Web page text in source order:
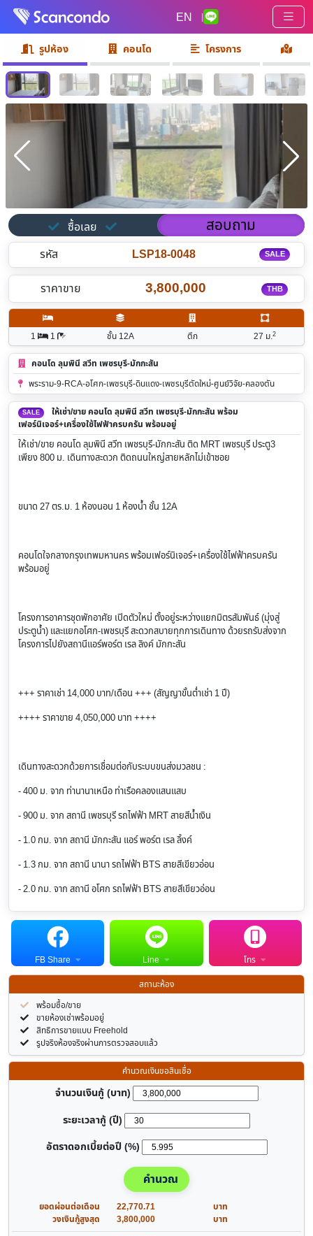
EN |
รูปห้อง คอนโด โครงการ
ซื้อเลย สอบถาม
รหัส LSP18-0048 SALE
ราคาขาย 3,800,000 THB
1 1 ชั้น 12A ตึก 27 ม.2
คอนโด ลุมพินี สวีท เพชรบุรี-มักกะสัน
พระราม-9-RCA-อโศก-เพชรบุรี-ดินแดง-เพชรบุรีตัดใหม่-ศูนย์วิจัย-คลองตัน
SALE
ให้เช่า/ขาย คอนโด ลุมพินี สวีท เพชรบุรี-มักกะสัน พร้อม
เฟอร์นิเจอร์+เครื่องใช้ไฟฟ้าครบครัน พร้อมอยู่
ให้เช่า/ขาย คอนโด ลุมพินี สวีท เพชรบุรี-มักกะสัน ติด MRT เพชรบุรี ประตู3
เพียง 800 ม. เดินทางสะดวก ติดถนนใหญ่สายหลักไม่เข้าซอย
ขนาด 27 ตร.ม. 1 ห้องนอน 1 ห้องน้ำ ชั้น 12A
คอนโดใจกลางกรุงเทพมหานคร พร้อมเฟอร์นิเจอร์+เครื่องใช้ไฟฟ้าครบครัน
พร้อมอยู่
โครงการอาคารชุดพักอาศัย เปิดตัวใหม่ ตั้งอยู่ระหว่างแยกมิตรสัมพันธ์ (มุ่งสู่
ประตูน้ำ) และแยกอโศก-เพชรบุรี สะดวกสบายทุกการเดินทาง ด้วยรถรับส่งจาก
โครงการไปยังสถานีแอร์พอร์ต เรล ลิงค์ มักกะสัน
+++ ราคาเช่า 14,000 บาท/เดือน +++ (สัญญาขั้นต่ำเช่า 1 ปี)
++++ ราคาขาย 4,050,000 บาท ++++
เดินทางสะดวกด้วยการเชื่อมต่อกับระบบขนส่งมวลชน :
- 400 ม. จาก ท่านานาเหนือ ท่าเรือคลองแสนแสบ
- 900 ม. จาก สถานี เพชรบุรี รถไฟฟ้า MRT สายสีน้ำเงิน
- 1.0 กม. จาก สถานี มักกะสัน แอร์ พอร์ต เรล ลิ้งค์
- 1.3 กม. จาก สถานี นานา รถไฟฟ้า BTS สายสีเขียวอ่อน
- 2.0 กม. จาก สถานี อโศก รถไฟฟ้า BTS สายสีเขียวอ่อน
FB Share Line
โทร
สถานะห้อง
พร้อมซื้อ/ขาย
ขายห้องเช่าพร้อมอยู่
สิทธิการขายแบบ Freehold
รูปจริงห้องจริงผ่านการตรวจสอบแล้ว
คำนวณเงินขอสินเชื่อ
จำนวนเงินกู้ (บาท)
ระยะเวลากู้ (ปี)
อัตราดอกเบี้ยต่อปี (%)
คำนวณ
ยอดผ่อนต่อเดือน 22,770.71
บาท
วงเงินกู้สูงสุด
3,800,000
บาท